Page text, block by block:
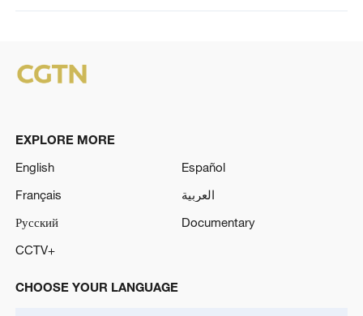
EXPLORE MORE
English
Español
Français
العربية
Русский
Documentary
CCTV+
CHOOSE YOUR LANGUAGE